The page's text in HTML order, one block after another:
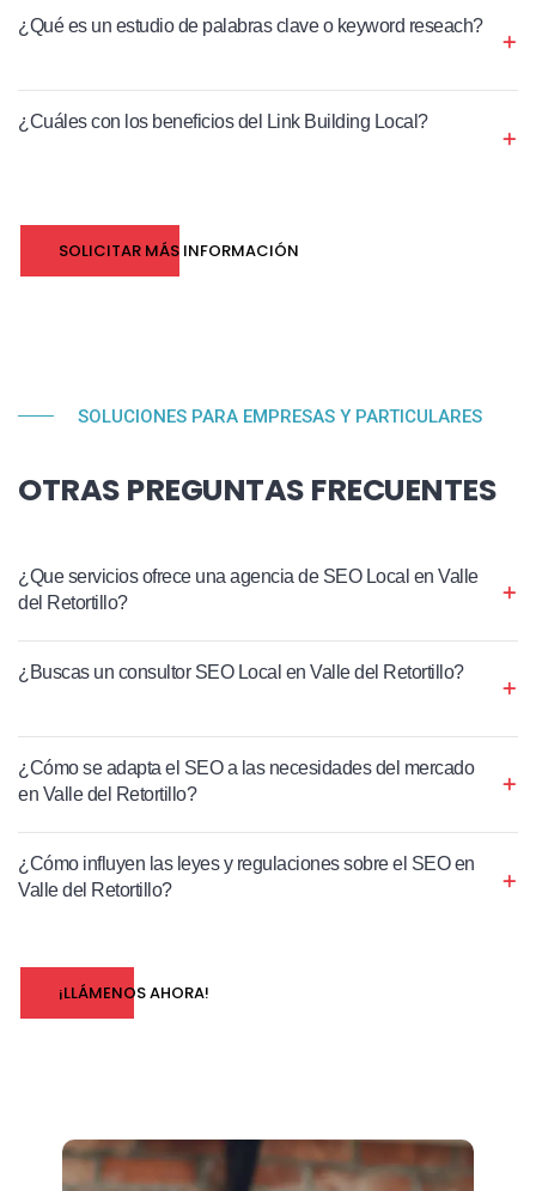
¿Qué es un estudio de palabras clave o keyword reseach?
¿Cuáles con los beneficios del Link Building Local?
SOLICITAR MÁS INFORMACIÓN
SOLUCIONES PARA EMPRESAS Y PARTICULARES
OTRAS PREGUNTAS FRECUENTES
¿Que servicios ofrece una agencia de SEO Local en Valle
del Retortillo?
¿Buscas un consultor SEO Local en Valle del Retortillo?
¿Cómo se adapta el SEO a las necesidades del mercado
en Valle del Retortillo?
¿Cómo influyen las leyes y regulaciones sobre el SEO en
Valle del Retortillo?
¡LLÁMENOS AHORA!